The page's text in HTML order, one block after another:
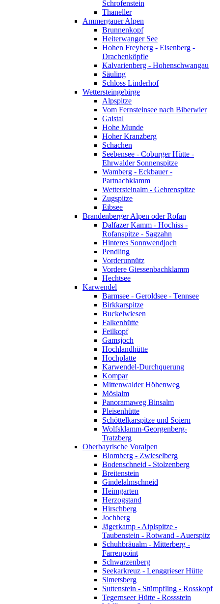
Schrofenstein
Thaneller
Ammergauer Alpen
Brunnenkopf
Heiterwanger See
Hohen Freyberg - Eisenberg -
Drachenköpfle
Kalvarienberg - Hohenschwangau
Säuling
Schloss Linderhof
Wettersteingebirge
Alpspitze
Vom Fernsteinsee nach Biberwier
Gaistal
Hohe Munde
Hoher Kranzberg
Schachen
Seebensee - Coburger Hütte -
Ehrwalder Sonnenspitze
Wamberg - Eckbauer -
Partnachklamm
Wettersteinalm - Gehrenspitze
Zugspitze
Eibsee
Brandenberger Alpen oder Rofan
Dalfazer Kamm - Hochiss -
Rofanspitze - Sagzahn
Hinteres Sonnwendjoch
Pendling
Vorderunnütz
Vordere Giessenbachklamm
Hechtsee
Karwendel
Barmsee - Geroldsee - Tennsee
Birkkarspitze
Buckelwiesen
Falkenhütte
Feilkopf
Gamsjoch
Hochlandhütte
Hochplatte
Karwendel-Durchquerung
Kompar
Mittenwalder Höhenweg
Möslalm
Panoramaweg Binsalm
Pleisenhütte
Schöttelkarspitze und Soiern
Wolfsklamm-Georgenberg-
Tratzberg
Oberbayrische Voralpen
Blomberg - Zwieselberg
Bodenschneid - Stolzenberg
Breitenstein
Gindelalmschneid
Heimgarten
Herzogstand
Hirschberg
Jochberg
Jägerkamp - Aiplspitze -
Taubenstein - Rotwand - Auerspitz
Schuhbräualm - Mitterberg -
Farrenpoint
Schwarzenberg
Seekarkreuz - Lenggrieser Hütte
Simetsberg
Suttenstein - Stümpfling - Rosskopf
Tegernseer Hütte - Rossstein